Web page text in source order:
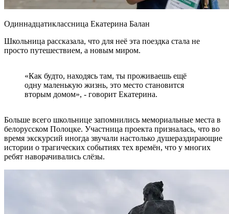
Одиннадцатиклассница Екатерина Балан
Школьница рассказала, что для неё эта поездка стала не
просто путешествием, а новым миром.
«Как будто, находясь там, ты проживаешь ещё
одну маленькую жизнь, это место становится
вторым домом», - говорит Екатерина.
Больше всего школьнице запомнились мемориальные места в
белорусском Полоцке. Участница проекта призналась, что во
время экскурсий иногда звучали настолько душераздирающие
истории о трагических событиях тех времён, что у многих
ребят наворачивались слёзы.